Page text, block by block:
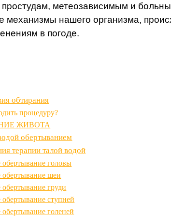
метеозависимым и
механизмы нашего организма,
в погоде.
обтирания
процедуру?
ЖИВОТА
обертыванием
терапии талой водой
обертывание головы
обертывание шеи
груди
ступней
голеней